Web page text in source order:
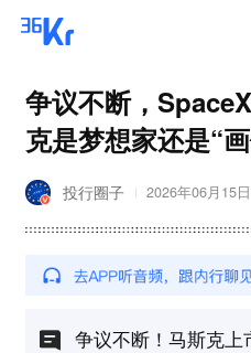
争议不断，
克是梦想家还是“
投行圈子 2026年06月15
争议不断！马斯克上